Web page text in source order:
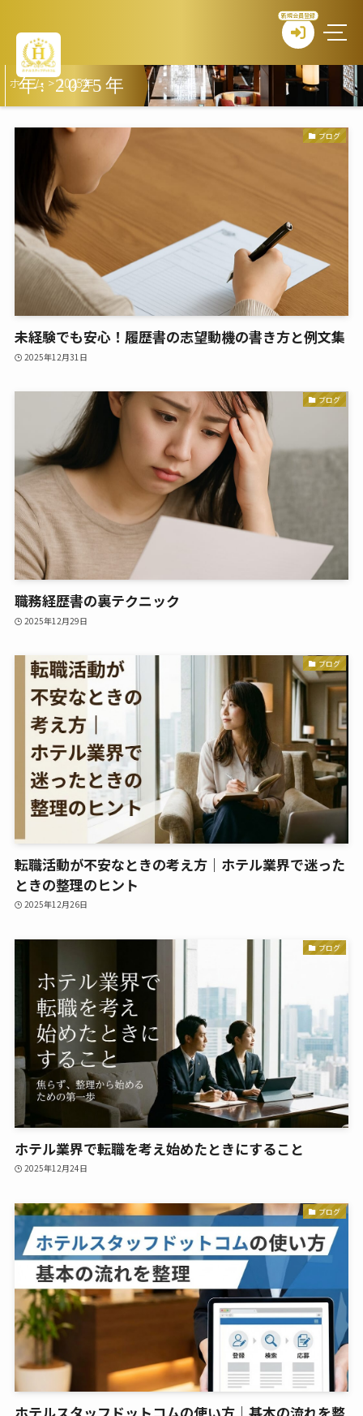
新規会員登録
年:2025年
ホーム >2025年
ブログ
未経験でも安心！履歴書の志望動機の書き方と例文集
2025年12月31日
ブログ
職務経歴書の裏テクニック
2025年12月29日
ブログ
転職活動が不安なときの考え方｜ホテル業界で迷った
ときの整理のヒント
2025年12月26日
ブログ
ホテル業界で転職を考え始めたときにすること
2025年12月24日
ブログ